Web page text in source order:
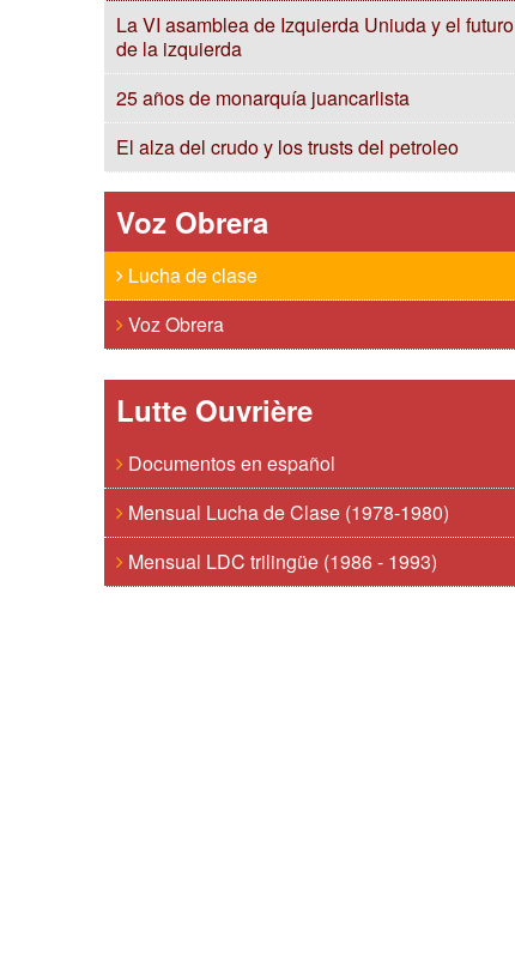
La VI asamblea de Izquierda Uniuda y el futuro
de la izquierda
25 años de monarquía juancarlista
El alza del crudo y los trusts del petroleo
Voz Obrera
Lucha de clase
Voz Obrera
Lutte Ouvrière
Documentos en español
Mensual Lucha de Clase (1978-1980)
Mensual LDC trilingüe (1986 - 1993)